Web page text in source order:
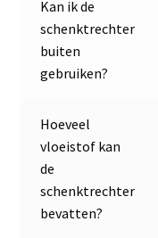
Kan ik de
schenktrechter
buiten
gebruiken?
Hoeveel
vloeistof kan
de
schenktrechter
bevatten?